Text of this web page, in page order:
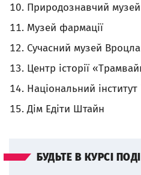
Природознавчий музей
Музей фармації
Сучасний музей
Центр історії
Національний інститут
Дім Едіти Штайн
БУДЬТЕ В КУРСІ